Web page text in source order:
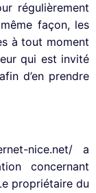
régulièrement
façon, les
à tout moment
qui est invité
d’en prendre
nice.net/ a
concernant
propriétaire du